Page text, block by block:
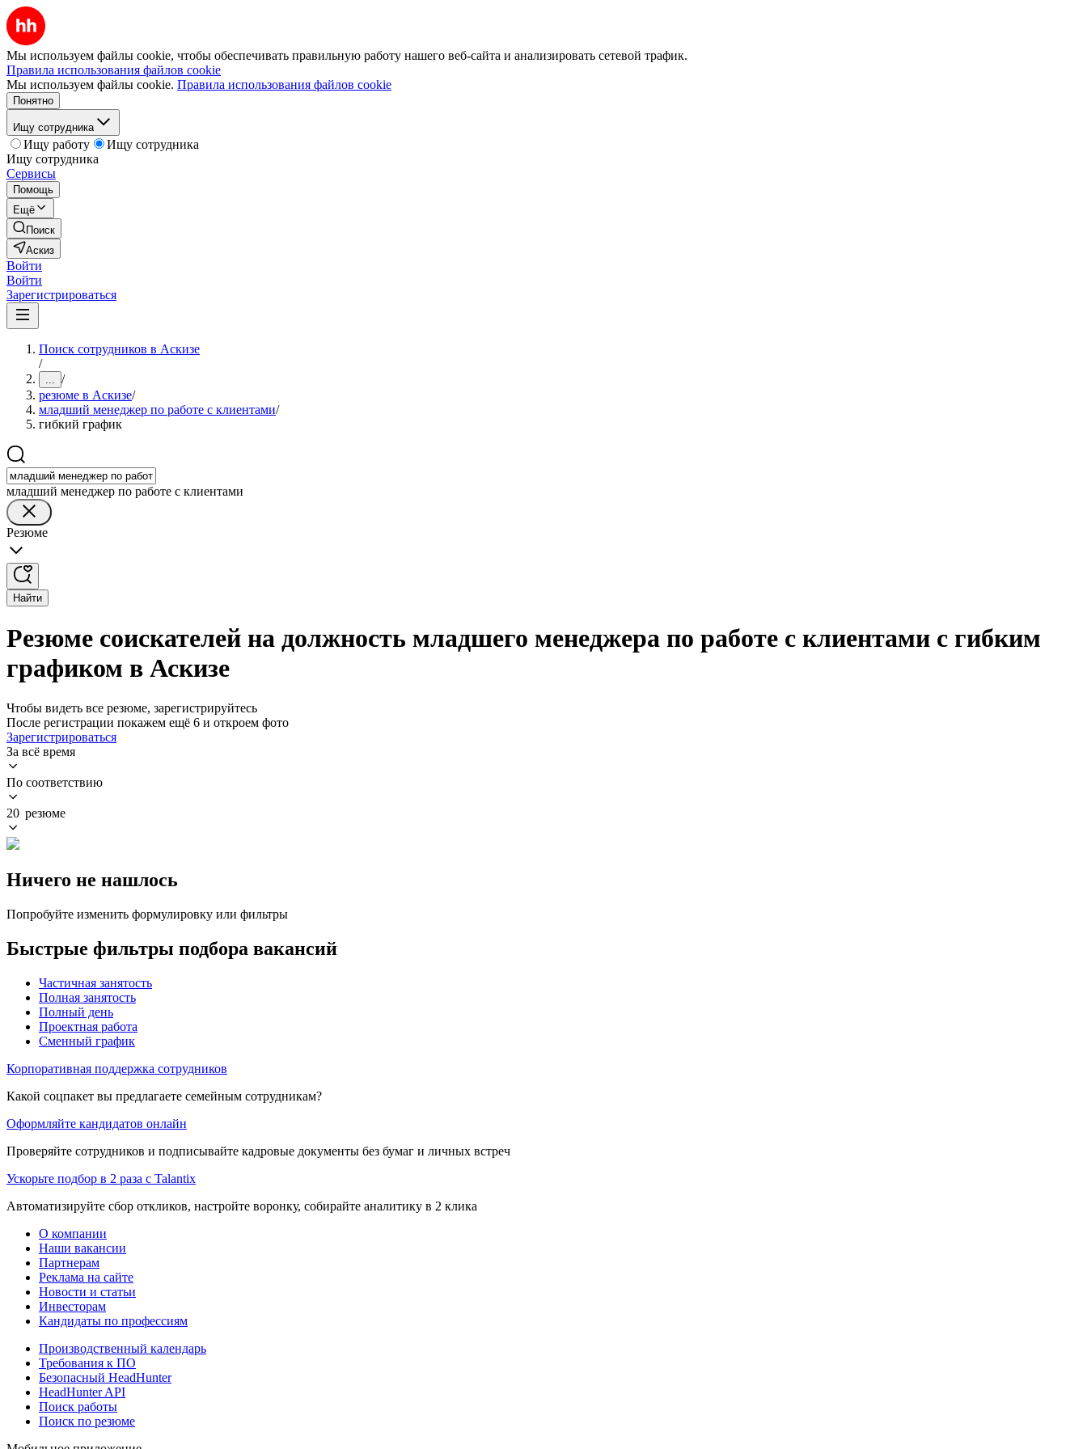
Мы используем файлы cookie, чтобы обеспечивать правильную работу нашего веб-сайта и анализировать сетевой трафик.
Правила использования файлов cookie
Мы используем файлы cookie. Правила использования файлов cookie
Понятно
Ищу сотрудника
Ищу работу
Ищу сотрудника
Ищу сотрудника
Сервисы
Помощь
Ещё
Поиск
Аскиз
Войти
Войти
Зарегистрироваться
Поиск сотрудников в Аскизе
/
... /
резюме в Аскизе/
младший менеджер по работе с клиентами/
гибкий график
младший менеджер по работе с клиентами
Резюме
Найти
Резюме соискателей на должность младшего менеджера по работе с клиентами с гибким
графиком в Аскизе
Чтобы видеть все резюме, зарегистрируйтесь
После регистрации покажем ещё 6 и откроем фото
Зарегистрироваться
За всё время
По соответствию
20 резюме
Ничего не нашлось
Попробуйте изменить формулировку или фильтры
Быстрые фильтры подбора вакансий
Частичная занятость
Полная занятость
Полный день
Проектная работа
Сменный график
Корпоративная поддержка сотрудников
Какой соцпакет вы предлагаете семейным сотрудникам?
Оформляйте кандидатов онлайн
Проверяйте сотрудников и подписывайте кадровые документы без бумаг и личных встреч
Ускорьте подбор в 2 раза с Talantix
Автоматизируйте сбор откликов, настройте воронку, собирайте аналитику в 2 клика
О компании
Наши вакансии
Партнерам
Реклама на сайте
Новости и статьи
Инвесторам
Кандидаты по профессиям
Производственный календарь
Требования к ПО
Безопасный HeadHunter
HeadHunter API
Поиск работы
Поиск по резюме